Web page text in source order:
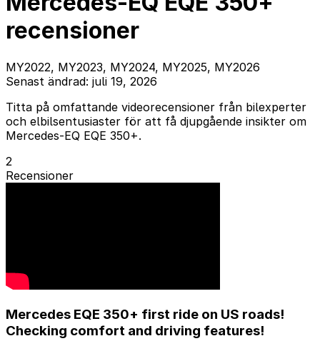
recensioner
MY2022, MY2023, MY2024, MY2025, MY2026
Senast ändrad: juli 19, 2026
Titta på omfattande videorecensioner från bilexperter
och elbilsentusiaster för att få djupgående insikter om
Mercedes-EQ EQE 350+.
2
Recensioner
Mercedes EQE 350+ first ride on US roads!
Checking comfort and driving features!